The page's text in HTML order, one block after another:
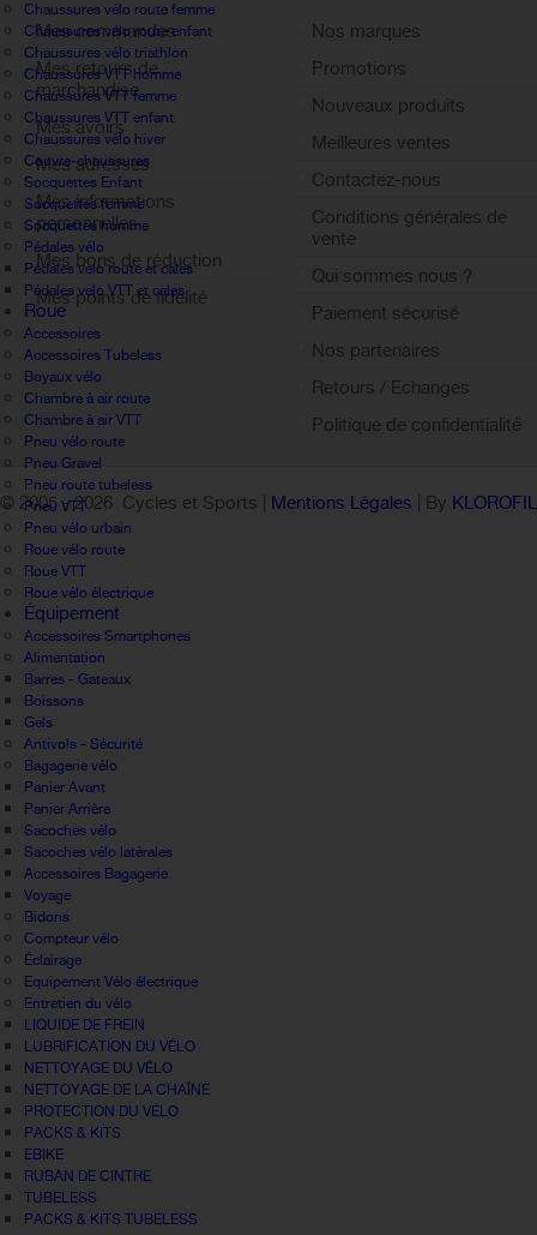
Chaussures vélo route femme
Chaussures vélo route enfant
Chaussures vélo triathlon
Chaussures VTT homme
Chaussures VTT femme
Chaussures VTT enfant
Chaussures vélo hiver
Couvre-chaussures
Socquettes Enfant
Socquettes femme
Socquettes homme
Pédales vélo
Pédales velo route et cales
Pédales velo VTT et cales
Roue
Accessoires
Accessoires Tubeless
Boyaux vélo
Chambre à air route
Chambre à air VTT
Pneu vélo route
Pneu Gravel
Pneu route tubeless
Pneu VTT
Pneu vélo urbain
Roue vélo route
Roue VTT
Roue vélo électrique
Équipement
Accessoires Smartphones
Alimentation
Barres - Gateaux
Boissons
Gels
Antivols - Sécurité
Bagagerie vélo
Panier Avant
Panier Arrière
Sacoches vélo
Sacoches vélo latérales
Accessoires Bagagerie
Voyage
Bidons
Compteur vélo
Éclairage
Equipement Vélo électrique
Entretien du vélo
LIQUIDE DE FREIN
LUBRIFICATION DU VÉLO
NETTOYAGE DU VÉLO
NETTOYAGE DE LA CHAÎNE
PROTECTION DU VÉLO
PACKS & KITS
EBIKE
RUBAN DE CINTRE
TUBELESS
PACKS & KITS TUBELESS
Mes commandes
Mes retours de
marchandise
Mes avoirs
Mes adresses
Mes informations
personnelles
Mes bons de réduction
Mes points de fidélité
Sign out
Nos marques
Promotions
Nouveaux produits
Meilleures ventes
Contactez-nous
Conditions générales de
vente
Qui sommes nous ?
Paiement sécurisé
Nos partenaires
Retours / Echanges
Politique de confidentialité
© 2005 -2026 Cycles et Sports | Mentions Légales | By